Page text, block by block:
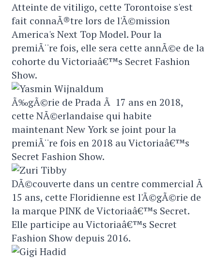
Atteinte de vitiligo, cette Torontoise s'est
fait connaÃ®tre lors de l'Ã©mission
America's Next Top Model. Pour la
premiÃ¨re fois, elle sera cette annÃ©e de la
cohorte du Victoriaâ€™s Secret Fashion
Show.
Ã‰gÃ©rie de Prada Ã 17 ans en 2018,
cette NÃ©erlandaise qui habite
maintenant New York se joint pour la
premiÃ¨re fois en 2018 au Victoriaâ€™s
Secret Fashion Show.
DÃ©couverte dans un centre commercial Ã
15 ans, cette Floridienne est l'Ã©gÃ©rie de
la marque PINK de Victoriaâ€™s Secret.
Elle participe au Victoriaâ€™s Secret
Fashion Show depuis 2016.